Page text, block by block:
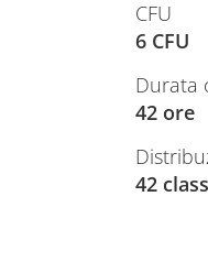
CFU
6 CFU
Durata
42 ore
42